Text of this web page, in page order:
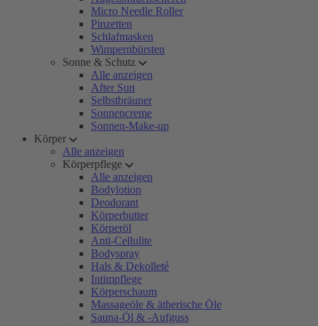
Micro Needle Roller
Pinzetten
Schlafmasken
Wimpernbürsten
Sonne & Schutz
Alle anzeigen
After Sun
Selbstbräuner
Sonnencreme
Sonnen-Make-up
Körper
Alle anzeigen
Körperpflege
Alle anzeigen
Bodylotion
Deodorant
Körperbutter
Körperöl
Anti-Cellulite
Bodyspray
Hals & Dekolleté
Intimpflege
Körperschaum
Massageöle & ätherische Öle
Sauna-Öl & -Aufguss